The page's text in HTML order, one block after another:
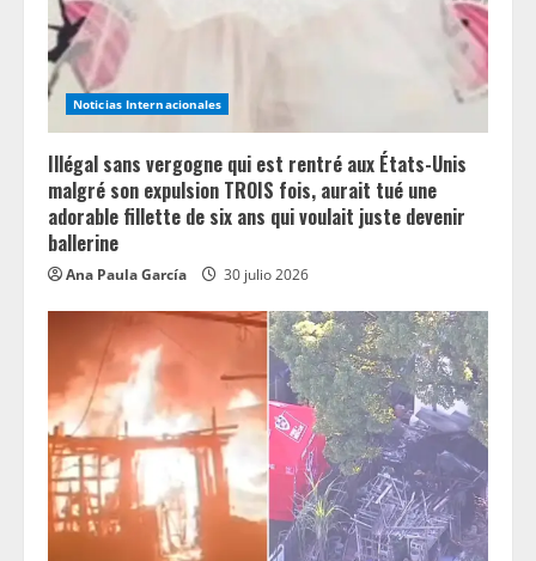
Noticias Internacionales
Illégal sans vergogne qui est rentré aux États-Unis
malgré son expulsion TROIS fois, aurait tué une
adorable fillette de six ans qui voulait juste devenir
ballerine
Ana Paula García 30 julio 2026